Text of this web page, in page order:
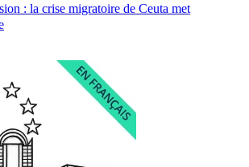
: la crise migratoire de Ceuta met